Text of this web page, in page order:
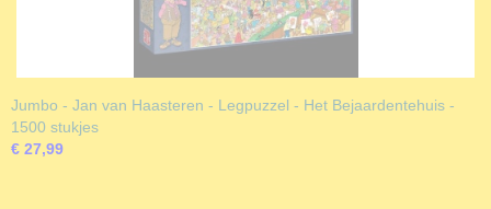
Jumbo - Jan van Haasteren - Legpuzzel - Het Bejaardentehuis -
1500 stukjes
€ 27,99